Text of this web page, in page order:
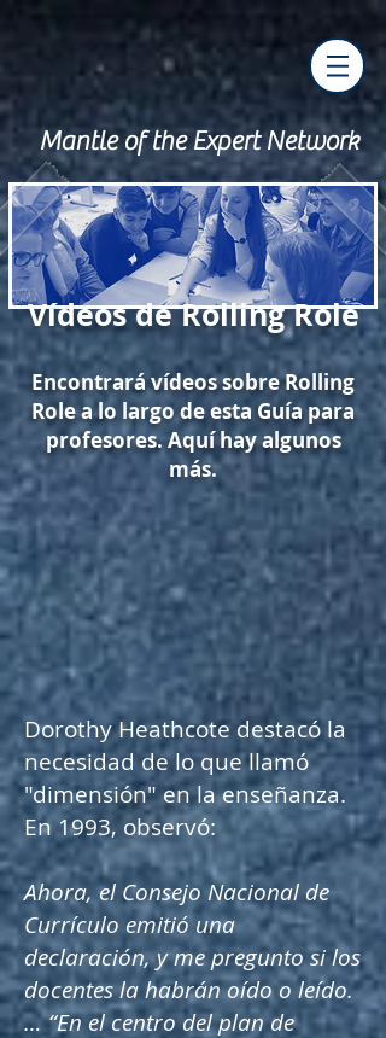
Mantle of the Expert Network
Vídeos de Rolling Role
Encontrará vídeos sobre Rolling
Role a lo largo de esta Guía para
profesores. Aquí hay algunos
más.
Dorothy Heathcote destacó la
necesidad de lo que llamó
"dimensión" en la enseñanza.
En 1993, observó:
Ahora, el Consejo Nacional de
Currículo emitió una
declaración, y me pregunto si los
docentes la habrán oído o leído.
… “En el centro del plan de